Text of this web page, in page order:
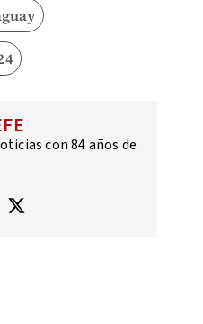
con 84 años de